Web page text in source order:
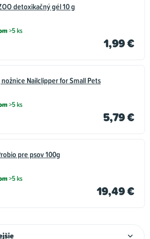
detoxikačný gél 10 g
>5 ks
1,99 €
Nailclipper for Small Pets
>5 ks
5,79 €
pre psov 100g
>5 ks
19,49 €